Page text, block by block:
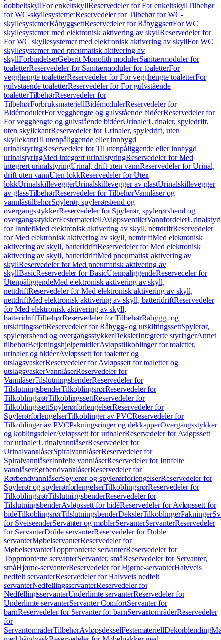
dobbeltskyllFor enkeltskyllReservedeler for For enkeltskyllTilbehør
for WC-skyllesystemerReservedeler for Tilbehør for WC-
skyllesystemerRåbyggsettReservedeler for RåbyggsettFor WC
skyllesystemer med elektronisk aktivering av skyllReservedeler for
For WC skyllesystemer med elektronisk aktivering av skyllFor WC
skyllesystemer med pneumatisk aktivering av
skyllForbindelserGeberit Monolith modulerSanitærmoduler for
toaletterReservedeler for Sanitærmoduler for toaletterFor
vegghengte toaletterReservedeler for For vegghengte toaletterFor
gulvstående toaletterReservedeler for For gulvstående
toaletterTilbehørReservedeler for
TilbehørForbruksmateriellBidémodulerReservedeler for
BidémodulerFor vegghengte og gulvstående bidéerReservedeler for
For vegghengte og gulvstående bidéerUrinalerUrinaler, spyledrift,
uten skyllekantReservedeler for Urinaler, spyledrift, uten
skyllekantTil utenpåliggende eller innbygd
urinalstyringReservedeler for Til utenpåliggende eller innbygd
urinalstyringMed integrert urinalstyringReservedeler for Med
integrert urinalstyringUrinal, drift uten vannReservedeler for Urinal,
drift uten vannUten lokkReservedeler for Uten
lokkUrinalskilleveggerUrinalskillevegger av plastUrinalskillevegger
av glassTilbehørReservedeler for TilbehørVannlåser og
vannlåstilbehørSpylerør, spylerørsbend og
overgangsstykkerReservedeler for Spylerør, spylerørsbend og
overgangsstykkerFestemateriellAvløpsventilerVannfordeler
for InnfeltMed elektronisk aktivering av skyll, nettdriftReservedeler
for Med elektronisk aktivering av skyll, nettdriftMed elektronisk
aktivering av skyll, batteridriftReservedeler for Med elektronisk
aktivering av skyll, batteridriftMed pneumatisk aktivering av
skyllReservedeler for Med pneumatisk aktivering av
skyllBasicReservedeler for BasicUtenpåliggendeReservedeler for
UtenpåliggendeMed elektronisk aktivering av skyll,
nettdriftReservedeler for Med elektronisk aktivering av skyll,
nettdriftMed elektronisk aktivering av skyll, batteridriftReservedeler
for Med elektronisk aktivering av skyll,
batteridriftTilbehørReservedeler for TilbehørRåbygg- og
utskiftingssettReservedeler for Råbygg- og utskiftingssettSpylerør,
spylerørsbend og overgangsstykkerDekslerIntegrerte styringerAnnet
tilbehørBetjeningshjelpemidlerAvløpstilkoblinger for toaletter,
urinaler og bidéerAvløpssett for toaletter og
utslagsvaskerReservedeler for Avløpssett for toaletter og
utslagsvaskerVannlåserReservedeler for
VannlåserTilslutningsbenderReservedeler for
TilslutningsbenderTilkoblingsrørReservedeler for
TilkoblingsrørTilkoblingssettReservedeler for
TilkoblingssettSpylerørforlengelserReservedeler for
SpylerørforlengelserTilkoblinger av PVCReservedeler for
Tilkoblinger av PVCPakningsringer og dekkapperOvergangsstykker
og koblingsdelerAvløpssett for urinalerReservedeler for Avløpssett
for urinalerUrinalvannlåserReservedeler for
UrinalvannlåserSpiralvannlåserReservedeler for
SpiralvannlåserInnfelte vannlåserReservedeler for Innfelte
vannlåserRørbendvannlåserReservedeler for
RørbendvannlåserSpylerør og spylerørforlengelserReservedeler for
Spylerør og spylerørforlengelserTilkoblingsrørReservedeler for
TilkoblingsrørTilslutningsbenderReservedeler for
TilslutningsbenderAvløpssett for bidéReservedeler for Avløpssett for
bidéTilkoblingsrørTilslutningsbenderDekslerTilkoblingerPakninger
for SveiseenderServanter og møblerServanterServanterReservedeler
for ServanterDoble servanterReservedeler for Doble
servanterMøbelservanterReservedeler for
MøbelservanterToppmonterte servanterReservedeler for
Toppmonterte servanterServanter, småReservedeler for Servanter,
småHjørne-servanterReservedeler for Hjørne-servanterHalvveis
nedfelt servanterReservedeler for Halvveis nedfelt
servanterNedfellingsservanterReservedeler for
NedfellingsservanterUnderlimte servanterReservedeler for
Underlimte servanterServanter ComfortServanter for
barnReservedeler for Servanter for barnServantområderReservedeler
for
ServantområderTilbehørAvløpsdekselFestemateriellDekorblending